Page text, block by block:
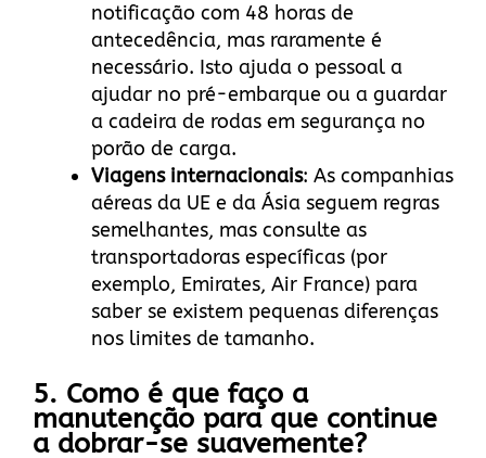
notificação com 48 horas de
antecedência, mas raramente é
necessário. Isto ajuda o pessoal a
ajudar no pré-embarque ou a guardar
a cadeira de rodas em segurança no
porão de carga.
Viagens internacionais: As companhias
aéreas da UE e da Ásia seguem regras
semelhantes, mas consulte as
transportadoras específicas (por
exemplo, Emirates, Air France) para
saber se existem pequenas diferenças
nos limites de tamanho.
5. Como é que faço a
manutenção para que continue
a dobrar-se suavemente?